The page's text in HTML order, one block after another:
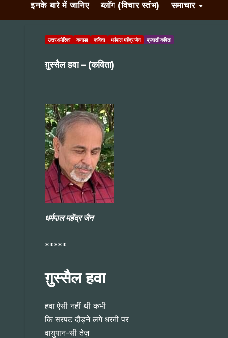
इनके बारे में जानिए ब्लॉग (विचार स्तंभ) समाचार
उत्तर अमेरिका कनाडा कविता धर्मपाल महेंद्र जैन प्रवासी कविता
ग़ुस्सैल हवा – (कविता)
धर्मपाल महेंद्र जैन
*****
ग़ुस्सैल हवा
हवा ऐसी नहीं थी कभी
कि सरपट दौड़ने लगे धरती पर
वायुयान-सी तेज़